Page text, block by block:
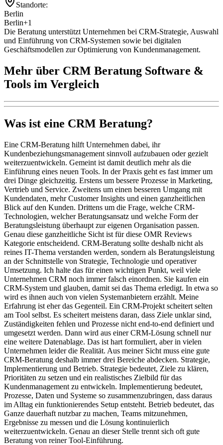
Standorte:
Berlin
Berlin+1
Die Beratung unterstützt Unternehmen bei CRM-Strategie, Auswahl
und Einführung von CRM-Systemen sowie bei digitalen
Geschäftsmodellen zur Optimierung von Kundenmanagement.
Mehr über CRM Beratung Software &
Tools im Vergleich
Was ist eine CRM Beratung?
Eine CRM-Beratung hilft Unternehmen dabei, ihr
Kundenbeziehungsmanagement sinnvoll aufzubauen oder gezielt
weiterzuentwickeln. Gemeint ist damit deutlich mehr als die
Einführung eines neuen Tools. In der Praxis geht es fast immer um
drei Dinge gleichzeitig. Erstens um bessere Prozesse in Marketing,
Vertrieb und Service. Zweitens um einen besseren Umgang mit
Kundendaten, mehr Customer Insights und einen ganzheitlichen
Blick auf den Kunden. Drittens um die Frage, welche CRM-
Technologien, welcher Beratungsansatz und welche Form der
Beratungsleistung überhaupt zur eigenen Organisation passen.
Genau diese ganzheitliche Sicht ist für diese OMR Reviews
Kategorie entscheidend. CRM-Beratung sollte deshalb nicht als
reines IT-Thema verstanden werden, sondern als Beratungsleistung
an der Schnittstelle von Strategie, Technologie und operativer
Umsetzung. Ich halte das für einen wichtigen Punkt, weil viele
Unternehmen CRM noch immer falsch einordnen. Sie kaufen ein
CRM-System und glauben, damit sei das Thema erledigt. In etwa so
wird es ihnen auch von vielen Systemanbietern erzählt. Meine
Erfahrung ist eher das Gegenteil. Ein CRM-Projekt scheitert selten
am Tool selbst. Es scheitert meistens daran, dass Ziele unklar sind,
Zuständigkeiten fehlen und Prozesse nicht end-to-end definiert und
umgesetzt werden. Dann wird aus einer CRM-Lösung schnell nur
eine weitere Datenablage. Das ist hart formuliert, aber in vielen
Unternehmen leider die Realität. Aus meiner Sicht muss eine gute
CRM-Beratung deshalb immer drei Bereiche abdecken. Strategie,
Implementierung und Betrieb. Strategie bedeutet, Ziele zu klären,
Prioritäten zu setzen und ein realistisches Zielbild für das
Kundenmanagement zu entwickeln. Implementierung bedeutet,
Prozesse, Daten und Systeme so zusammenzubringen, dass daraus
im Alltag ein funktionierendes Setup entsteht. Betrieb bedeutet, das
Ganze dauerhaft nutzbar zu machen, Teams mitzunehmen,
Ergebnisse zu messen und die Lösung kontinuierlich
weiterzuentwickeln. Genau an dieser Stelle trennt sich oft gute
Beratung von reiner Tool-Einführung.